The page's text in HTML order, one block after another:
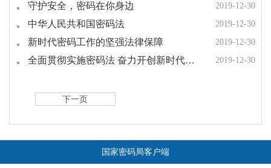
2019-12-30
守护安全，密码在你身边
2019-12-30
中华人民共和国密码法
2019-12-30
新时代密码工作的坚强法律保障
2019-12-30
全面贯彻实施密码法 奋力开创新时代密码工作新局面
下一页
国家密码局客户端